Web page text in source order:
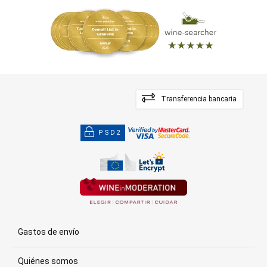
Transferencia bancaria
PSD2
Gastos de envío
Quiénes somos